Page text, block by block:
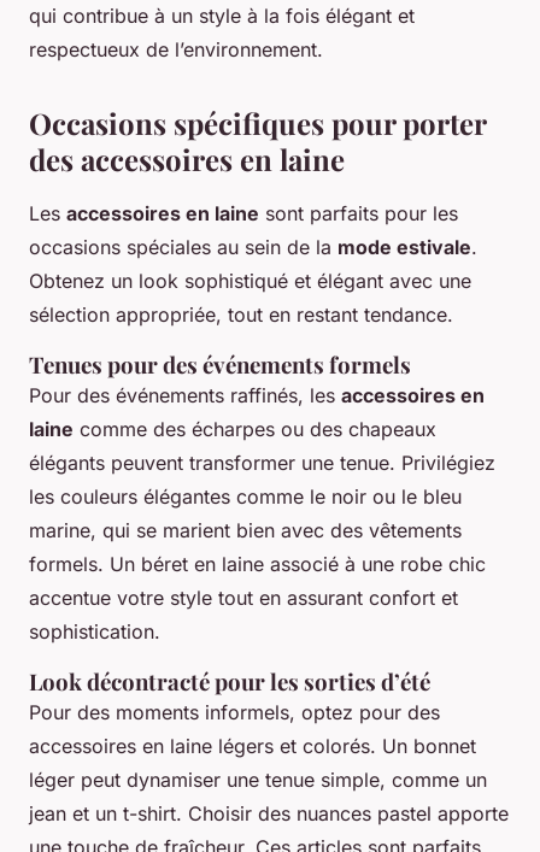
qui contribue à un style à la fois élégant et
respectueux de l’environnement.
Occasions spécifiques pour porter
des accessoires en laine
Les accessoires en laine sont parfaits pour les
occasions spéciales au sein de la mode estivale.
Obtenez un look sophistiqué et élégant avec une
sélection appropriée, tout en restant tendance.
Tenues pour des événements formels
Pour des événements raffinés, les accessoires en
laine comme des écharpes ou des chapeaux
élégants peuvent transformer une tenue. Privilégiez
les couleurs élégantes comme le noir ou le bleu
marine, qui se marient bien avec des vêtements
formels. Un béret en laine associé à une robe chic
accentue votre style tout en assurant confort et
sophistication.
Look décontracté pour les sorties d’été
Pour des moments informels, optez pour des
accessoires en laine légers et colorés. Un bonnet
léger peut dynamiser une tenue simple, comme un
jean et un t-shirt. Choisir des nuances pastel apporte